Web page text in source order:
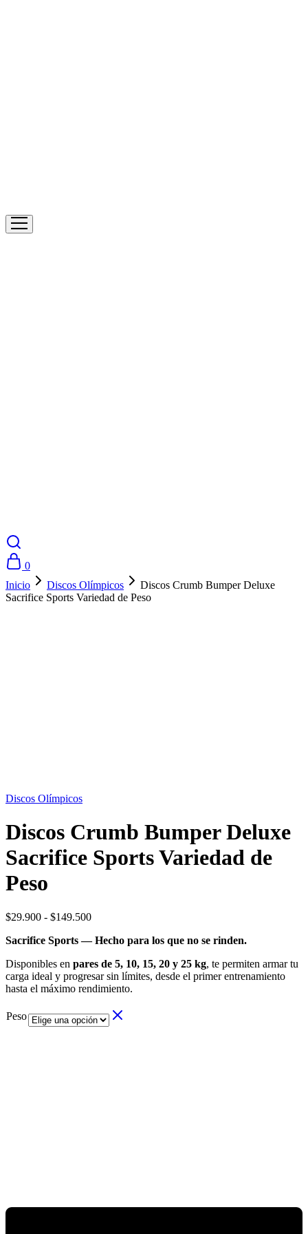
0
Inicio
Discos Olímpicos
Discos Crumb Bumper Deluxe
Sacrifice Sports Variedad de Peso
Discos Olímpicos
Discos Crumb Bumper Deluxe
Sacrifice Sports Variedad de
Peso
$29.900 - $149.500Rango
precios:
$29.900
hasta
$149.500
Sacrifice Sports — Hecho para los que no se rinden.
Disponibles en pares de 5, 10, 15, 20 y 25 kg, te permiten armar tu
carga ideal y progresar sin límites, desde el primer entrenamiento
hasta el máximo rendimiento.
Peso